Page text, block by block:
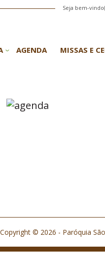
Seja bem-
AGENDA MISSAS E
Copyright © 2026 - Paróquia